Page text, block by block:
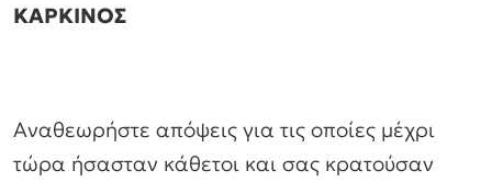
ΚΑΡΚΙΝΟΣ
Αναθεωρήστε απόψεις για τις οποίες μέχρι
τώρα ήσασταν κάθετοι και σας κρατούσαν